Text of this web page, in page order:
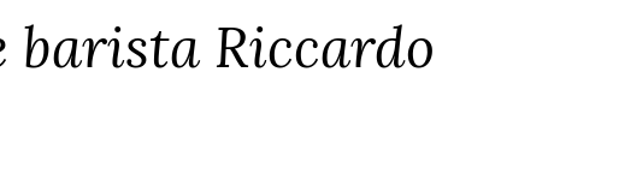
barista Riccardo